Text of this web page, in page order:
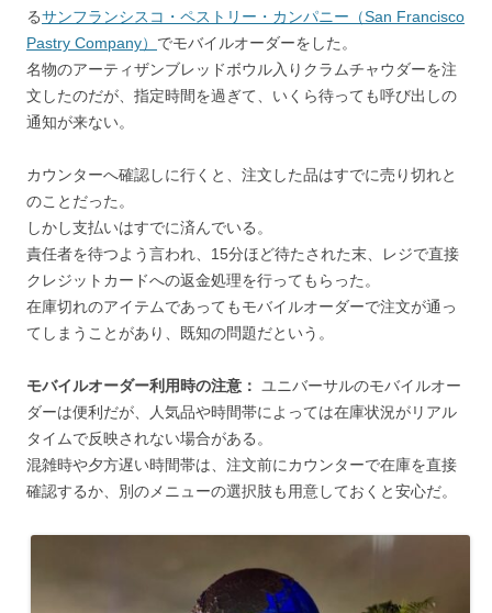
るサンフランシスコ・ペストリー・カンパニー（San Francisco
Pastry Company） でモバイルオーダーをした。
名物のアーティザンブレッドボウル入りクラムチャウダーを注
文したのだが、指定時間を過ぎて、いくら待っても呼び出しの
通知が来ない。
カウンターへ確認しに行くと、注文した品はすでに売り切れと
のことだった。
しかし支払いはすでに済んでいる。
責任者を待つよう言われ、15分ほど待たされた末、レジで直接
クレジットカードへの返金処理を行ってもらった。
在庫切れのアイテムであってもモバイルオーダーで注文が通っ
てしまうことがあり、既知の問題だという。
モバイルオーダー利用時の注意：
ユニバーサルのモバイルオー
ダーは便利だが、人気品や時間帯によっては在庫状況がリアル
タイムで反映されない場合がある。
混雑時や夕方遅い時間帯は、注文前にカウンターで在庫を直接
確認するか、別のメニューの選択肢も用意しておくと安心だ。